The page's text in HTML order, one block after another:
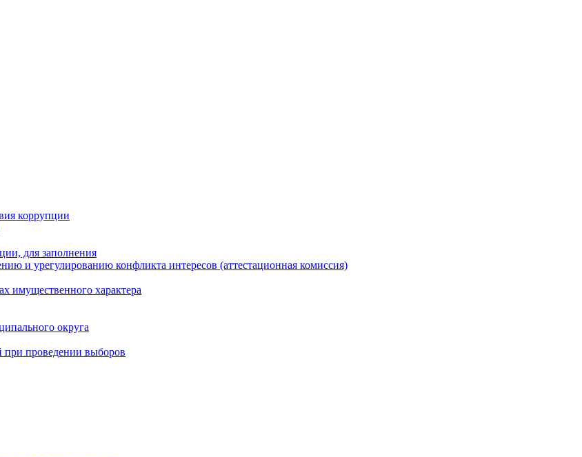
коррупции
для заполнения
и урегулированию конфликта интересов (аттестационная комиссия)
имущественного характера
округа
при проведении выборов